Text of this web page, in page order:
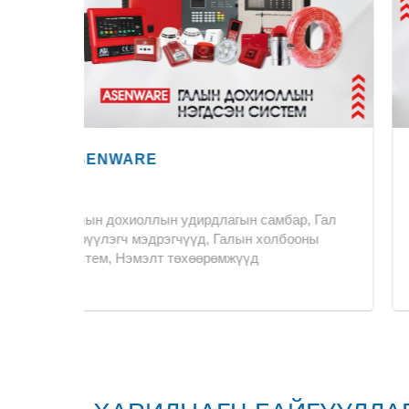
HEYA
Хүчдэл тогтворжуулагч (автомат voltage
stabilizer), inverter, voltage protector зэрэг
цахилгаан хангамжийн төхөөрөмжүүд